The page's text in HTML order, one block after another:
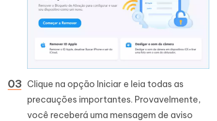
Clique na opção Iniciar e leia todas as
precauções importantes. Provavelmente,
você receberá uma mensagem de aviso